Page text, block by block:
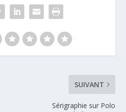
SUIVANT
Sérigraphie sur Polo